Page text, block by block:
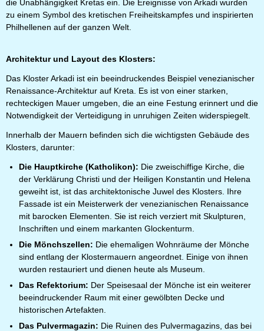
die Unabhängigkeit Kretas ein. Die Ereignisse von Arkadi wurden
zu einem Symbol des kretischen Freiheitskampfes und inspirierten
Philhellenen auf der ganzen Welt.
Architektur und Layout des Klosters:
Das Kloster Arkadi ist ein beeindruckendes Beispiel venezianischer
Renaissance-Architektur auf Kreta. Es ist von einer starken,
rechteckigen Mauer umgeben, die an eine Festung erinnert und die
Notwendigkeit der Verteidigung in unruhigen Zeiten widerspiegelt.
Innerhalb der Mauern befinden sich die wichtigsten Gebäude des
Klosters, darunter:
Die Hauptkirche (Katholikon): Die zweischiffige Kirche, die
der Verklärung Christi und der Heiligen Konstantin und Helena
geweiht ist, ist das architektonische Juwel des Klosters. Ihre
Fassade ist ein Meisterwerk der venezianischen Renaissance
mit barocken Elementen. Sie ist reich verziert mit Skulpturen,
Inschriften und einem markanten Glockenturm.
Die Mönchszellen: Die ehemaligen Wohnräume der Mönche
sind entlang der Klostermauern angeordnet. Einige von ihnen
wurden restauriert und dienen heute als Museum.
Das Refektorium: Der Speisesaal der Mönche ist ein weiterer
beeindruckender Raum mit einer gewölbten Decke und
historischen Artefakten.
Das Pulvermagazin: Die Ruinen des Pulvermagazins, das bei